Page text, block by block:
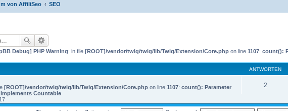
von AffiliSeo SEO
Debug] PHP Warning: in file [ROOT]/vendor/twig/twig/lib/Twig/Extension/Core.php on line 1107: count():
ANTWORTEN
[ROOT]/vendor/twig/twig/lib/Twig/Extension/Core.php on line 1107: count(): Parameter
Countable
2